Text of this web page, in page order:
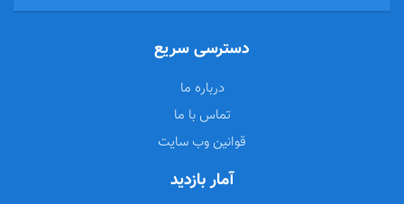
دسترسی سریع
درباره ما
تماس با ما
قوانین وب سایت
آمار بازدید